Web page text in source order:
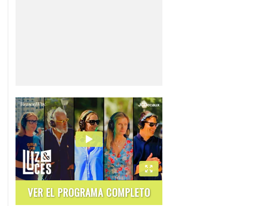
VER EL PROGRAMA COMPLETO